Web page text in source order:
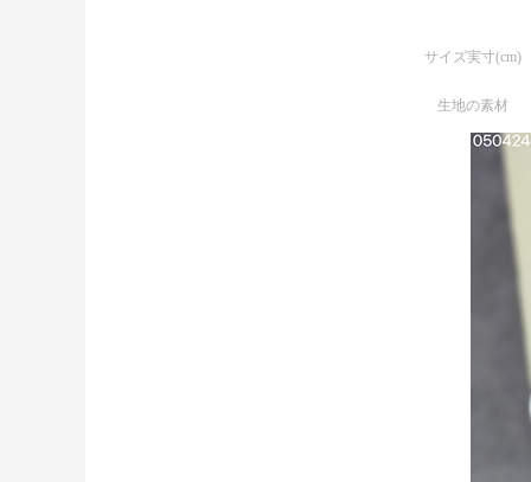
サイズ実寸(cm)
生地の素材